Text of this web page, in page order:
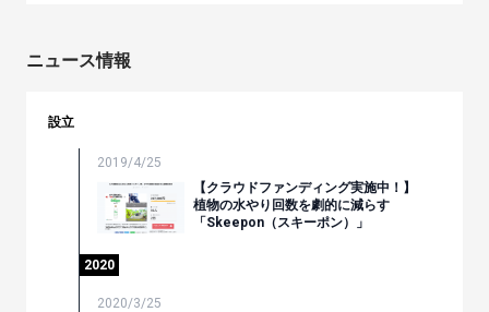
ニュース情報
設立
2019/4/25
【クラウドファンディング実施中！】
植物の水やり回数を劇的に減らす
「Skeepon（スキーポン）」
2020
2020/3/25